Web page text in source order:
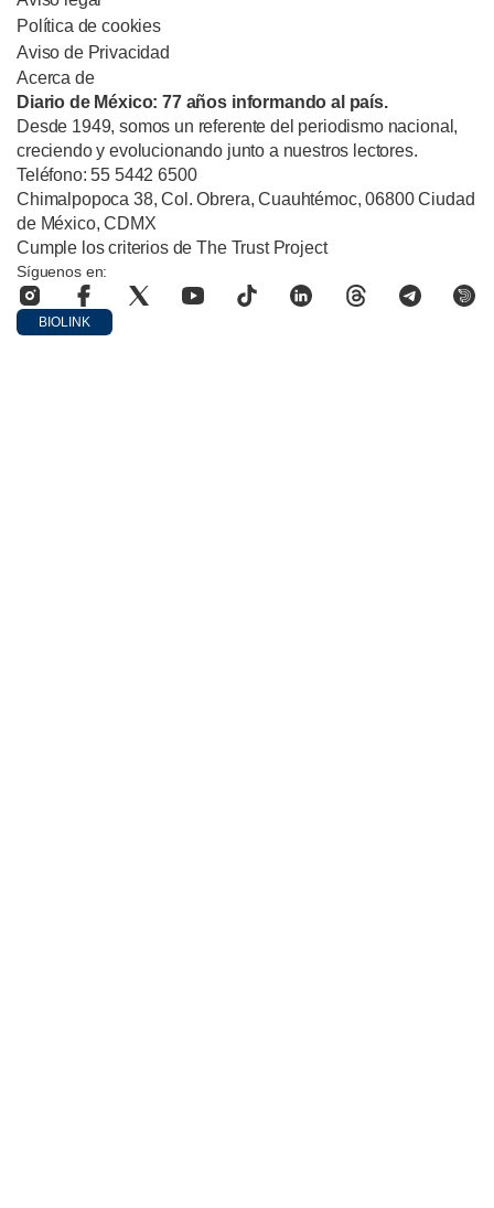
Política de cookies
Aviso de Privacidad
Acerca de
Diario de México: 77 años informando al país.
Desde 1949, somos un referente del periodismo nacional,
creciendo y evolucionando junto a nuestros lectores.
Teléfono: 55 5442 6500
Chimalpopoca 38, Col. Obrera, Cuauhtémoc, 06800 Ciudad
de México, CDMX
Cumple los criterios de The Trust Project
Síguenos en:
BIOLINK